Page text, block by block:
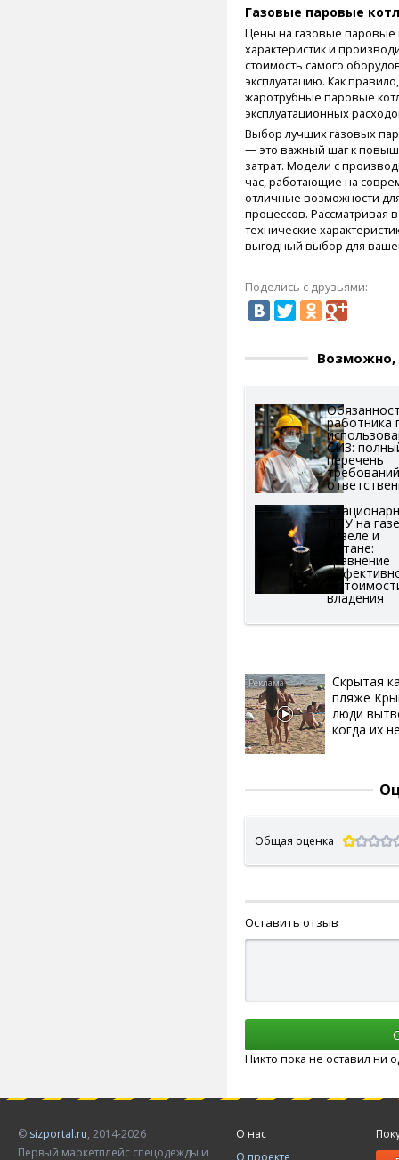
Газовые паровые
Цены на газовые паровые
характеристик и
стоимость самого
эксплуатацию. Как
жаротрубные паровые
эксплуатационных
Выбор лучших газовых
— это важный шаг к
затрат. Модели с
час, работающие на
отличные возможности
процессов. Рассматривая
технические
выгодный выбор для
Поделись с друзьями:
Возможно,
работника
СИЗ:
перечень
ППУ на
дизеле и
метане:
сравнение
и
владения
Скрытая
пляже
люди
когда их
Общая оценка
Оставить отзыв
Никто пока не оставил ни
© sizportal.ru, 2014-2026
Первый маркетплейс спецодежды и
О нас
О проекте